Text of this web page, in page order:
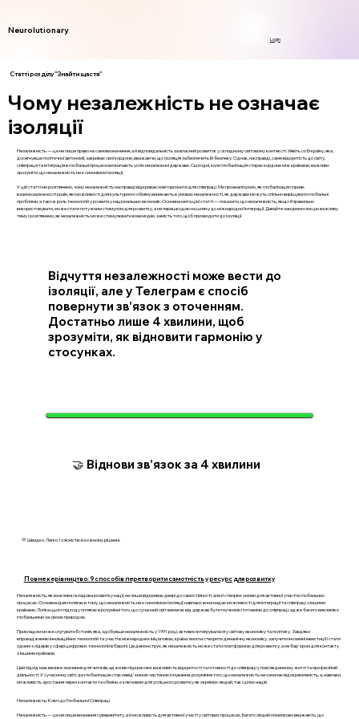
Neurolutionary
Login
Статті розділу "Знайти щастя"
Чому незалежність не означає
ізоляції
Незалежність — це не лише право на самовизначення, а й відповідальність за власний розвиток у складному світовому контексті. Уявіть собі країну, яка,
досягнувши політичної автономії, закриває свої кордони, вважаючи, що ізоляція забезпечить їй безпеку. Однак, насправді, саме відкритість до світу,
співпраця та інтеграція в глобальні процеси визначають успіх незалежної держави. Сьогодні, коли глобалізація стирає кордони між країнами, важливо
зрозуміти, що незалежність не є синонімом ізоляції.
У цій статті ми розглянемо, чому незалежність насправді відкриває нові горизонти для співпраці. Ми проаналізуємо, як глобалізація сприяє
взаємозалежності країн, які можливості для культурного обміну виникають в умовах незалежності, як держави можуть спільно вирішувати глобальні
проблеми, а також роль технологій у розвитку національних економік. Основна мета цієї статті — показати, що незалежність, якщо її правильно
використовувати, може стати потужним стимулом для розвитку, а не перешкодою на шляху до міжнародної інтеграції. Давайте зануримося в цю важливу
тему і розглянемо, як незалежність може стимулювати взаємодію, замість того, щоб призводити до ізоляції.
Відчуття незалежності може вести до
ізоляції, але у Телеграм є спосіб
повернути зв’язок з оточенням.
Достатньо лише 4 хвилини, щоб
зрозуміти, як відновити гармонію у
стосунках.
🤝 Віднови зв’язок за 4 хвилини
💛 Швидко. Легко. І з ясністю в кожному рішенні.
Повне керівництво: 9 способів перетворити самотність у ресурс для розвитку
Незалежність, як важлива складова розвитку нації, не лише відкриває двері до самостійності, але й створює умови для активної участі в глобальних
процесах. Основна ідея полягає в тому, що незалежність не є синонімом ізоляції; навпаки, вона надає можливості для інтеграції та співпраці з іншими
країнами. Логіка цього підходу полягає в розумінні того, що сучасний світ вимагає від держав бути гнучкими і готовими до співпраці, адже багато викликів є
глобальними за своєю природою.
Прикладом може слугувати Естонія, яка, здобувши незалежність у 1991 році, активно інтегрувалася у світову економіку та політику. Завдяки
впровадженню інноваційних технологій та участі в міжнародних ініціативах, країна змогла створити динамічну економіку, залучити іноземні інвестиції і стати
одним з лідерів у сфері цифрових технологій в Європі. Це демонструє, як незалежність може стати платформою для розвитку, а не бар'єром для контакту
з іншими країнами.
Цей підхід має велике значення для читачів, адже він підкреслює важливість відкритості та готовності до співпраці у повсякденному житті та професійній
діяльності. У сучасному світі, де глобалізація стає невід'ємною частиною існування, розуміння того, що незалежність не означає відокремленість, а, навпаки,
можливість зростання через контакти та обміни, є ключовим для успішного розвитку як окремих людей, так і цілих націй.
Незалежність: Ключ до Глобальної Співпраці
Незалежність — це не лише визнання суверенітету, а й можливість для активної участі у світових процесах. Багато людей помилково вважають, що